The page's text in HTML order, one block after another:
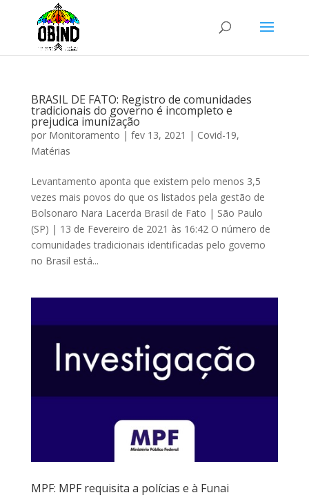
BRASIL DE FATO: Registro de comunidades
tradicionais do governo é incompleto e
prejudica imunização
por Monitoramento | fev 13, 2021 | Covid-19,
Matérias
Levantamento aponta que existem pelo menos 3,5
vezes mais povos do que os listados pela gestão de
Bolsonaro Nara Lacerda Brasil de Fato | São Paulo
(SP) | 13 de Fevereiro de 2021 às 16:42 O número de
comunidades tradicionais identificadas pelo governo
no Brasil está...
MPF: MPF requisita a polícias e à Funai